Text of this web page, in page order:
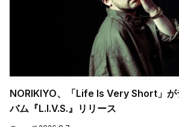
NORIKIYO、「Life Is Very Short」が
バム『L.I.V.S.』リリース